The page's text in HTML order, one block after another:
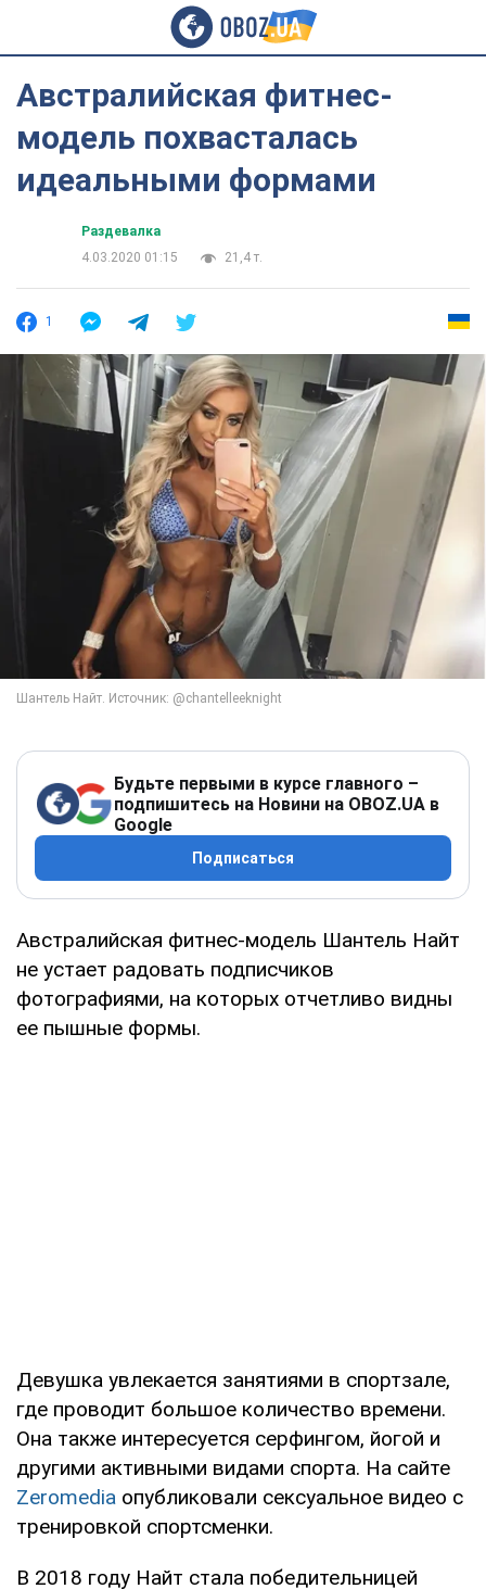
Австралийская фитнес-
модель похвасталась
идеальными формами
Раздевалка
4.03.2020 01:15
21,4 т.
1
Будьте первыми в курсе главного –
подпишитесь на Новини на OBOZ.UA в
Google
Подписаться
Австралийская фитнес-модель Шантель Найт
не устает радовать подписчиков
фотографиями, на которых отчетливо видны
ее пышные формы.
Девушка увлекается занятиями в спортзале,
где проводит большое количество времени.
Она также интересуется серфингом, йогой и
другими активными видами спорта. На сайте
Zeromedia опубликовали сексуальное видео с
тренировкой спортсменки.
В 2018 году Найт стала победительницей